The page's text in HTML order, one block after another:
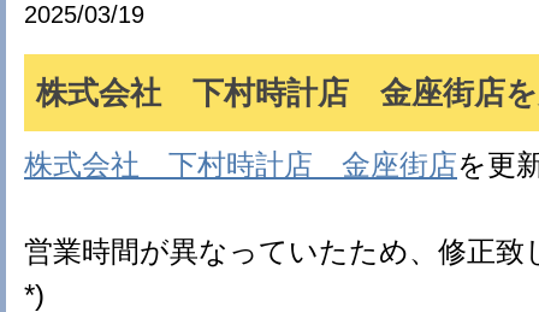
2025/03/19
株式会社 下村時計店 金座街店
株式会社 下村時計店 金座街店を更
営業時間が異なっていたため、修正
*)